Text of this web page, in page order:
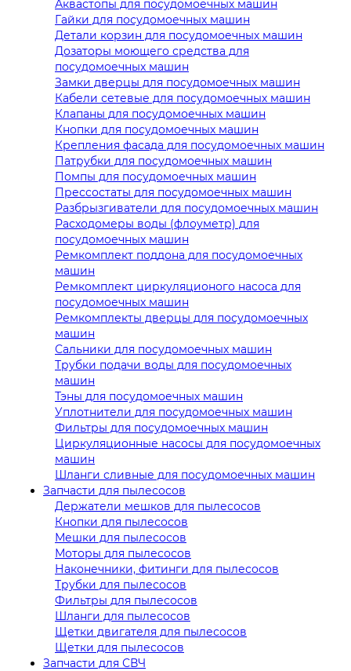
Аквастопы для посудомоечных машин
Гайки для посудомоечных машин
Детали корзин для посудомоечных машин
Дозаторы моющего средства для
посудомоечных машин
Замки дверцы для посудомоечных машин
Кабели сетевые для посудомоечных машин
Клапаны для посудомоечных машин
Кнопки для посудомоечных машин
Крепления фасада для посудомоечных машин
Патрубки для посудомоечных машин
Помпы для посудомоечных машин
Прессостаты для посудомоечных машин
Разбрызгиватели для посудомоечных машин
Расходомеры воды (флоуметр) для
посудомоечных машин
Ремкомплект поддона для посудомоечных
машин
Ремкомплект циркуляционого насоса для
посудомоечных машин
Ремкомплекты дверцы для посудомоечных
машин
Сальники для посудомоечных машин
Трубки подачи воды для посудомоечных
машин
Тэны для посудомоечных машин
Уплотнители для посудомоечных машин
Фильтры для посудомоечных машин
Циркуляционные насосы для посудомоечных
машин
Шланги сливные для посудомоечных машин
Запчасти для пылесосов
Держатели мешков для пылесосов
Кнопки для пылесосов
Мешки для пылесосов
Моторы для пылесосов
Наконечники, фитинги для пылесосов
Трубки для пылесосов
Фильтры для пылесосов
Шланги для пылесосов
Щетки двигателя для пылесосов
Щетки для пылесосов
Запчасти для СВЧ